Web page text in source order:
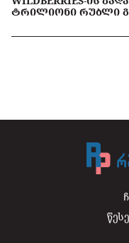
ᲢᲠᲘᲚᲘᲝᲜᲘ ᲠᲣᲑᲚᲘ